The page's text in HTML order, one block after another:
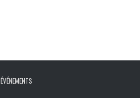
ÉVÉNEMENTS